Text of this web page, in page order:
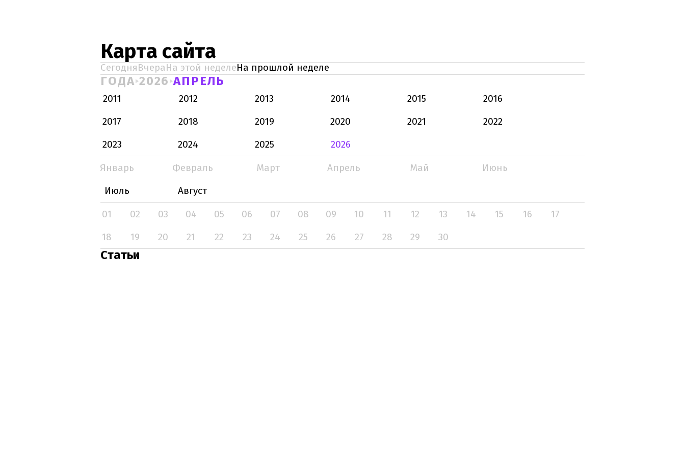
Карта сайта
СегодняВчераНа этой неделеНа прошлой неделе
ГОДА 2026 АПРЕЛЬ
2011 2012 2013 2014 2015
2016
2017
2018 2019 2020 2021
2022
2023
2024 2025
2026
Январь
Февраль Март Апрель Май
Июнь
Июль
Август
01
02 03 04 05 06 07 08 09 10 11 12 13 14 15 16
17
18
19 20 21 22 23 24 25 26 27 28 29 30
Статьи